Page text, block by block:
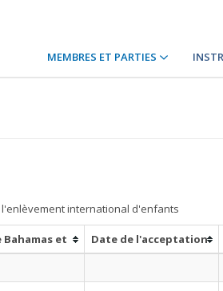
MEMBRES ET PARTIES
l'enlèvement international d'enfants
et Date de l'acceptation